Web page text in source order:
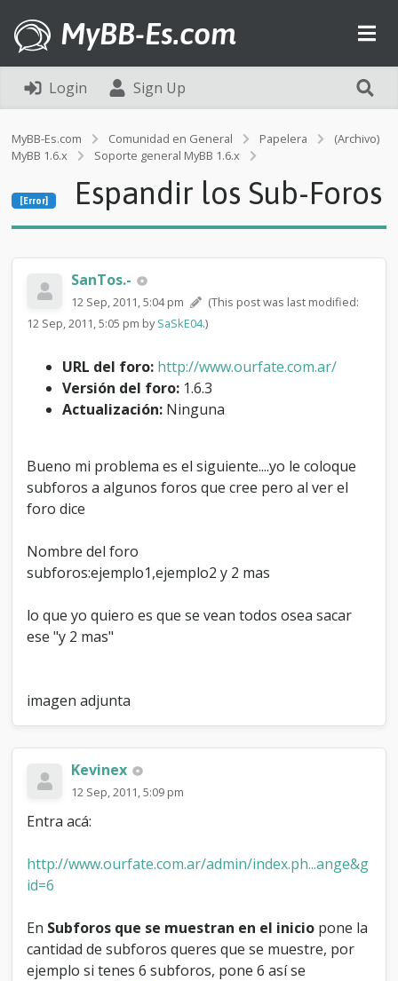
MyBB-Es.com
Login Sign Up
MyBB-Es.com Comunidad en General Papelera
(Archivo)
MyBB 1.6.x
Soporte general MyBB 1.6.x
E
s
p
n
r
S
r
o
[Error] Espandir los Sub-Foros
SanTos.-
12 Sep, 2011, 5:04 pm
(This post was last modified:
12 Sep, 2011, 5:05 pm bySaSkE04.)
URL del foro: http://www.ourfate.com.ar/
Versión del foro: 1.6.3
Actualización: Ninguna
Bueno mi problema es el siguiente....yo le coloque
subforos a algunos foros que cree pero al ver el
foro dice
Nombre del foro
subforos:ejemplo1,ejemplo2 y 2 mas
lo que yo quiero es que se vean todos osea sacar
ese "y 2 mas"
imagen adjunta
Kevinex
12 Sep, 2011, 5:09 pm
Entra acá:
http://www.ourfate.com.ar/admin/index.ph...ange&g
id=6
En Subforos que se muestran en el inicio pone la
cantidad de subforos queres que se muestre, por
ejemplo si tenes 6 subforos, pone 6 así se